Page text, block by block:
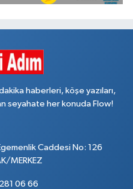
haberleri, köşe yazıları,
seyahate her konuda Flow!
Caddesi No: 126
MERKEZ
06 66